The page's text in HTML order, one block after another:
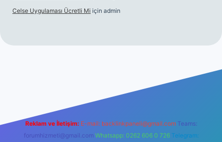
Celse Uygulaması Ücretli Mi için admin
Reklam ve İletişim: E-mail: backlinkpaneli@gmail.com Teams:
forumhizmeti@gmail.com Whatsapp: 0262 606 0 726 Telegram: